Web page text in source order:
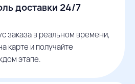
доставки 24/7
заказа в реальном времени,
карте и получайте
этапе.